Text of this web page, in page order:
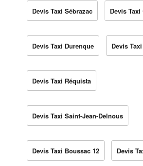
Devis Taxi Sébrazac Devis Taxi
Devis Taxi Durenque Devis
Devis Taxi Réquista
Devis Taxi Saint-Jean-Delnous
Devis Taxi Boussac 12 Devis